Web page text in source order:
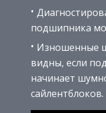
подшипника
Изношенные
видны, если
начинает
сайлентблоков.